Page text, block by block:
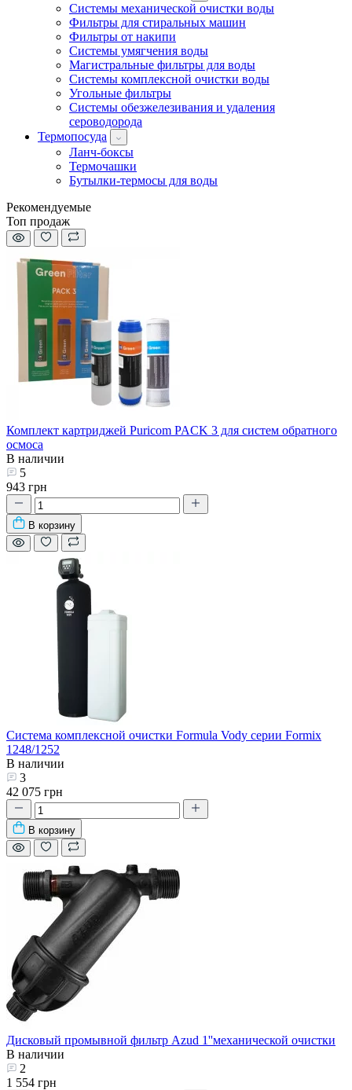
Системы механической очистки воды
Фильтры для стиральных машин
Фильтры от накипи
Системы умягчения воды
Магистральные фильтры для воды
Системы комплексной очистки воды
Угольные фильтры
Системы обезжелезивания и удаления
сероводорода
Термопосуда
Ланч-боксы
Термочашки
Бутылки-термосы для воды
Рекомендуемые
Топ продаж
Комплект картриджей Puricom PACK 3 для систем обратного
осмоса
В наличии
5
943 грн
В корзину
Система комплексной очистки Formula Vody серии Formix
1248/1252
В наличии
3
42 075 грн
В корзину
Дисковый промывной фильтр Azud 1''механической очистки
В наличии
2
1 554 грн